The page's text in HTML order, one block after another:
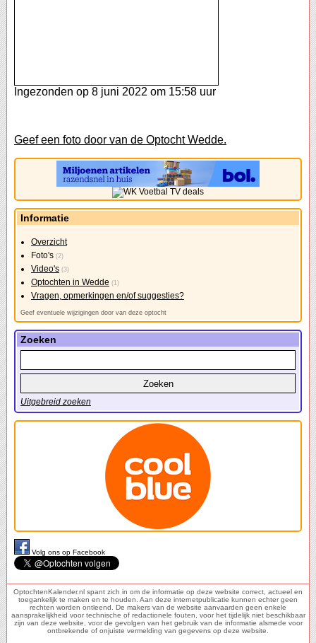
Ingezonden op 8 juni 2022 om 15:58 uur
Geef een foto door van de Optocht Wedde.
Informatie
Overzicht
Foto's (2)
Video's (3)
Optochten in Wedde (1)
Vragen, opmerkingen en/of suggesties?
Geef eventuele wijzigingen door van deze optocht
Zoeken
Uitgebreid zoeken
Volg ons op Facebook
OptochtenKalender.nl spant zich in om de informatie op deze website correct, actueel en
toegankelijk te maken en te houden. Aan deze internetpublicatie kunnen echter geen
rechten worden ontleend. De makers van de website aanvaarden geen enkele
aansprakelijkheid voor technische of redactionele fouten, voor het tijdelijk niet beschikbaar
zijn van deze website, voor de gevolgen van het gebruik van de informatie alsmede voor
ontbrekende of onjuiste vermelding van gegevens op deze website.